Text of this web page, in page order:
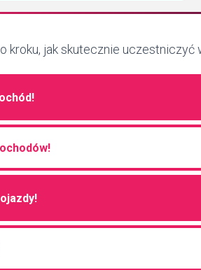
kroku, jak skutecznie uczestniczyć